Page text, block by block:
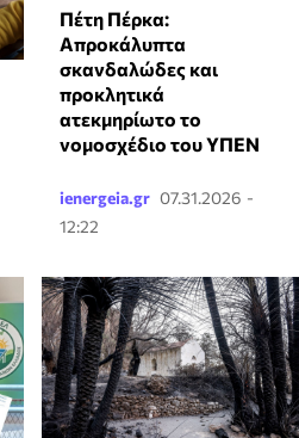
Πέτη Πέρκα:
Απροκάλυπτα
σκανδαλώδες και
προκλητικά
ατεκμηρίωτο το
νομοσχέδιο του ΥΠΕΝ
ienergeia.gr 07.31.2026 -
12:22